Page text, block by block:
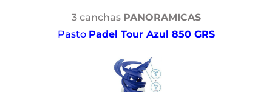
3 canchas PANORAMICAS
Pasto Padel Tour Azul 850 GRS